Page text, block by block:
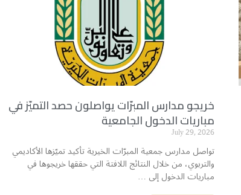
خريجو مدارس المبرّات يواصلون حصد التميّز في
مباريات الدخول الجامعية
July 29, 2026
تواصل مدارس جمعية المبرّات الخيرية تأكيد تميّزها الأكاديمي
والتربوي، من خلال النتائج اللافتة التي حققها خريجوها في
مباريات الدخول إلى …